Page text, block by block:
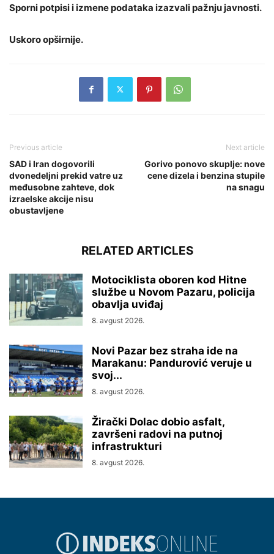
Sporni potpisi i izmene podataka izazvali pažnju javnosti.
Uskoro opširnije.
Previous article
SAD i Iran dogovorili
dvonedeljni prekid vatre uz
međusobne zahteve, dok
izraelske akcije nisu
obustavljene
Next article
Gorivo ponovo skuplje: nove
cene dizela i benzina stupile
na snagu
RELATED ARTICLES
Motociklista oboren kod Hitne
službe u Novom Pazaru, policija
obavlja uviđaj
8. avgust 2026.
Novi Pazar bez straha ide na
Marakanu: Pandurović veruje u
svoj...
8. avgust 2026.
Žirački Dolac dobio asfalt,
završeni radovi na putnoj
infrastrukturi
8. avgust 2026.